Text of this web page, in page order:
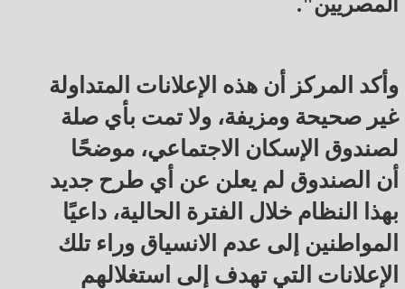
المصريين".
وأكد المركز أن هذه الإعلانات المتداولة
غير صحيحة ومزيفة، ولا تمت بأي صلة
لصندوق الإسكان الاجتماعي، موضحًا
أن الصندوق لم يعلن عن أي طرح جديد
بهذا النظام خلال الفترة الحالية، داعيًا
المواطنين إلى عدم الانسياق وراء تلك
الإعلانات التي تهدف إلى استغلالهم